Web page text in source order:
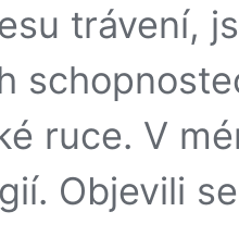
trávení,
ruce. V
Objevili